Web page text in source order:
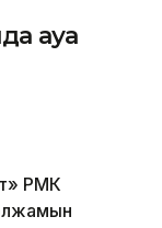
ауа
РМК